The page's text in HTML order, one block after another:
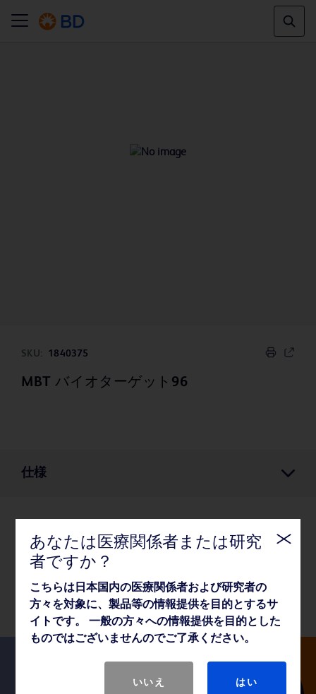
SKU: 1840375
MBT バイオターゲット96
仕様
仕様
梱包
あなたは医療関係者または研究
者ですか？
こちらは日本国内の医療関係者および研究者の
方々を対象に、製品等の情報提供を目的とするサ
イトです。 一般の方々への情報提供を目的とした
ものではございませんのでご了承ください。
いいえ はい